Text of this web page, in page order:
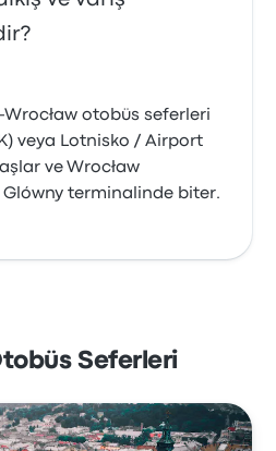
Wrocław otobüs seferleri
veya Lotnisko / Airport
ve Wrocław
Glówny terminalinde biter.
Seferleri